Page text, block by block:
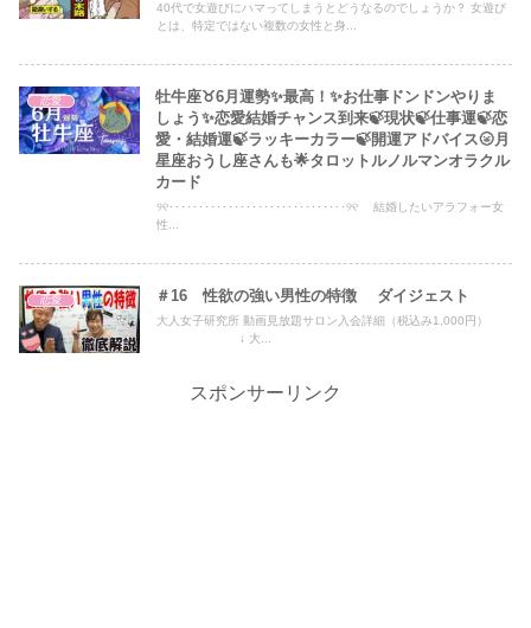
40代で女遊びにハマってしまうとどうなるのでしょうか？ 女遊び
とは、特定ではない複数の女性と身...
恋愛
牡牛座♉6月運勢✨最高！✨お仕事ドンドンやりま
しょう✨恋愛結婚チャンス到来🍃現状🍃仕事運🍃恋
愛・結婚運🍃ラッキーカラー🍃開運アドバイス🌝月
星座おうし座さんも🌟タロットルノルマンオラクル
カード
୨୧･･････････････････････････････୨୧ 結婚したいアラフォー女
性...
恋愛 ＃16 性欲の強い男性の特徴 ダイジェスト
大人女子研究所 動画見放題サロン入会詳細（税込み1,000円）
↓ 大...
スポンサーリンク